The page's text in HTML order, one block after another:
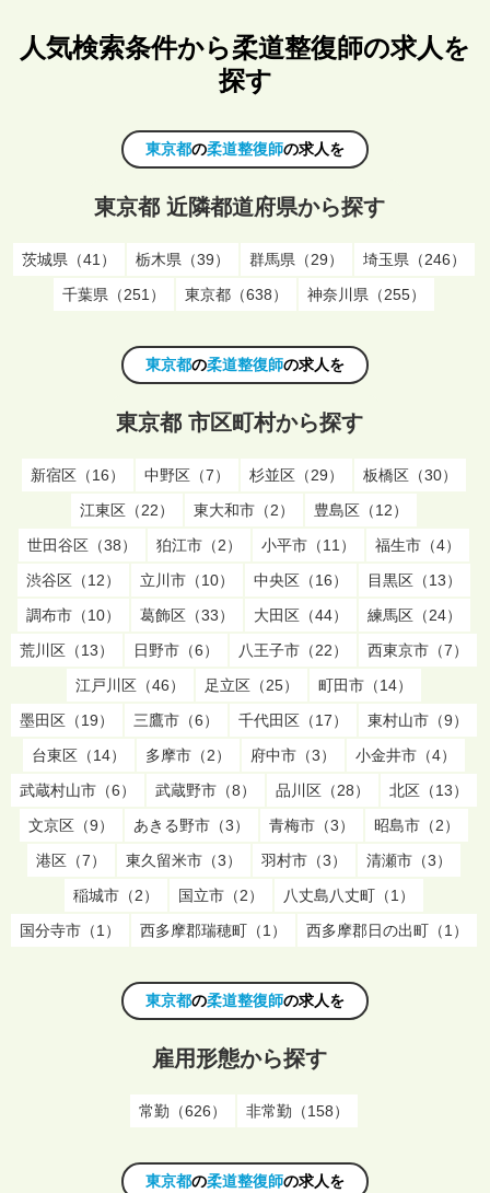
人気検索条件から柔道整復師の求人を
探す
東京都の柔道整復師の求人を
東京都 近隣都道府県から探す
茨城県（41） 栃木県（39） 群馬県（29）
埼玉県（246）
千葉県（251）
東京都（638） 神奈川県（255）
東京都の柔道整復師の求人を
東京都 市区町村から探す
新宿区（16） 中野区（7） 杉並区（29）
板橋区（30）
江東区（22）
東大和市（2）
豊島区（12）
世田谷区（38）
狛江市（2） 小平市（11）
福生市（4）
渋谷区（12）
立川市（10） 中央区（16）
目黒区（13）
調布市（10）
葛飾区（33） 大田区（44）
練馬区（24）
荒川区（13）
日野市（6） 八王子市（22）
西東京市（7）
江戸川区（46）
足立区（25）
町田市（14）
墨田区（19）
三鷹市（6） 千代田区（17）
東村山市（9）
台東区（14）
多摩市（2） 府中市（3）
小金井市（4）
武蔵村山市（6）
武蔵野市（8） 品川区（28）
北区（13）
文京区（9）
あきる野市（3） 青梅市（3）
昭島市（2）
港区（7）
東久留米市（3） 羽村市（3）
清瀬市（3）
稲城市（2）
国立市（2）
八丈島八丈町（1）
国分寺市（1）
西多摩郡瑞穂町（1） 西多摩郡日の出町（1）
東京都の柔道整復師の求人を
雇用形態から探す
常勤（626） 非常勤（158）
東京都の柔道整復師の求人を